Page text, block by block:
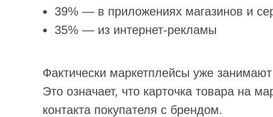
39% — в приложениях магазинов и
35% — из интернет-рекламы
Фактически маркетплейсы уже
Это означает, что карточка товара на
контакта покупателя с брендом.